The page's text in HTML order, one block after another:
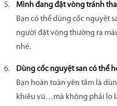
Mình đang đặt vòng tránh
Bạn có thể dùng cốc nguyệt
người đặt vòng thường ra
nhé.
Dùng cốc nguyệt san có thể
Bạn hoàn toàn yên tâm là
khiêu vũ…mà không phải lo